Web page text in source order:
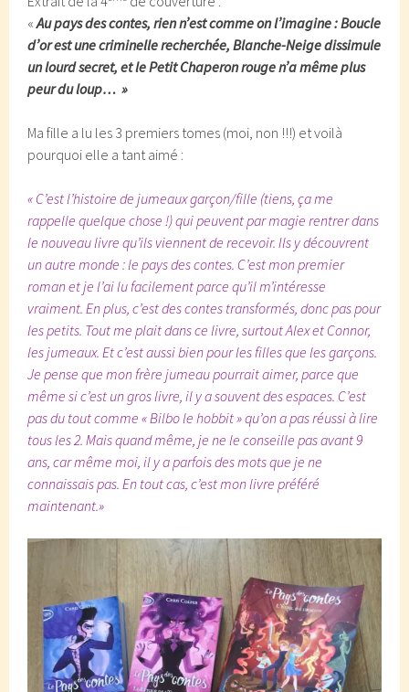
«Au pays des contes, rien n’est comme on l’imagine : Boucle
d’or est une criminelle recherchée, Blanche-Neige dissimule
un lourd secret, et le Petit Chaperon rouge n’a même plus
peur du loup… »
Ma fille a lu les 3 premiers tomes (moi, non !!!) et voilà
pourquoi elle a tant aimé :
« C’est l’histoire de jumeaux garçon/fille (tiens, ça me
rappelle quelque chose !) qui peuvent par magie rentrer dans
le nouveau livre qu’ils viennent de recevoir. Ils y découvrent
un autre monde : le pays des contes. C’est mon premier
roman et je l’ai lu facilement parce qu’il m’intéresse
vraiment. En plus, c’est des contes transformés, donc pas pour
les petits. Tout me plait dans ce livre, surtout Alex et Connor,
les jumeaux. Et c’est aussi bien pour les filles que les garçons.
Je pense que mon frère jumeau pourrait aimer, parce que
même si c’est un gros livre, il y a souvent des espaces. C’est
pas du tout comme « Bilbo le hobbit » qu’on a pas réussi à lire
tous les 2. Mais quand même, je ne le conseille pas avant 9
ans, car même moi, il y a parfois des mots que je ne
connaissais pas. En tout cas, c’est mon livre préféré
maintenant.»